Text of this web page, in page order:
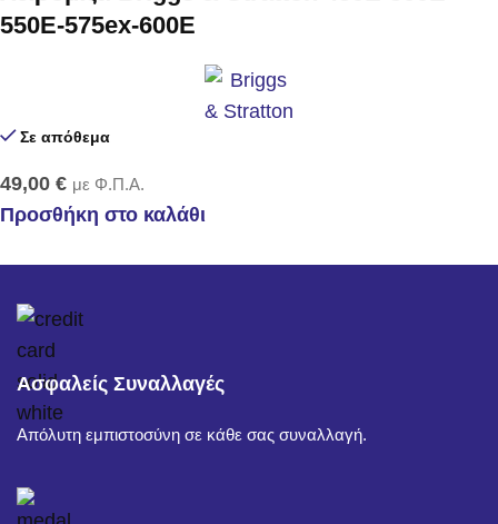
550E-575ex-600E
Σε απόθεμα
49,00 € με Φ.Π.Α.
Προσθήκη στο καλάθι
Ασφαλείς Συναλλαγές
Απόλυτη εμπιστοσύνη σε κάθε σας συναλλαγή.